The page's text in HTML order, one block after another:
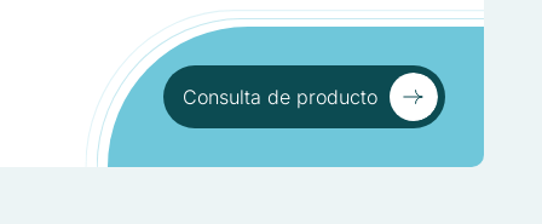
Consulta de producto